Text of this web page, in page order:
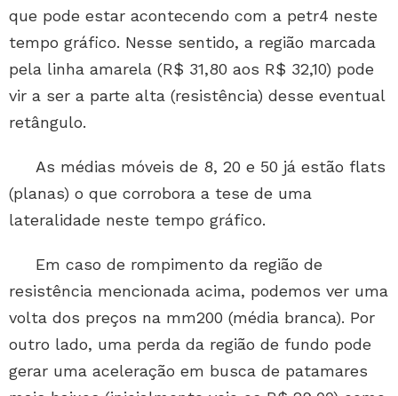
que pode estar acontecendo com a petr4 neste
tempo gráfico. Nesse sentido, a região marcada
pela linha amarela (R$ 31,80 aos R$ 32,10) pode
vir a ser a parte alta (resistência) desse eventual
retângulo.
As médias móveis de 8, 20 e 50 já estão flats
(planas) o que corrobora a tese de uma
lateralidade neste tempo gráfico.
Em caso de rompimento da região de
resistência mencionada acima, podemos ver uma
volta dos preços na mm200 (média branca). Por
outro lado, uma perda da região de fundo pode
gerar uma aceleração em busca de patamares